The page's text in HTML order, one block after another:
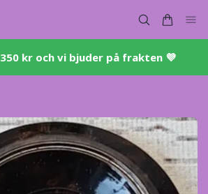
kr och vi bjuder på frakten 💜​